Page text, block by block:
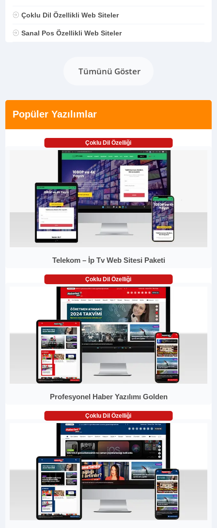
Çoklu Dil Özellikli Web Siteler
Sanal Pos Özellikli Web Siteler
Tümünü Göster
Popüler Yazılımlar
Çoklu Dil Özelliği
Telekom – İp Tv Web Sitesi Paketi
Çoklu Dil Özelliği
Profesyonel Haber Yazılımı Golden
Çoklu Dil Özelliği